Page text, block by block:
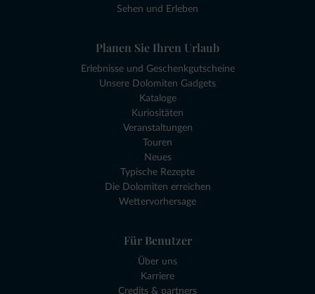
Sehen und Erleben
Planen Sie Ihren Urlaub
Erlebnisse und Geschenkgutscheine
Unsere Dolomiten Gadgets
Kataloge
Kuriositäten
Veranstaltungen
Touren
Neues
Typische Rezepte
Die Dolomiten erreichen
Wettervorhersage
Für Benutzer
Über uns
Karriere
Credits & partners